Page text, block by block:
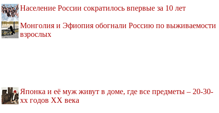
Население России сократилось впервые за 10 лет
Монголия и Эфиопия обогнали Россию по выживаемости
взрослых
Японка и её муж живут в доме, где все предметы – 20-30-
хх годов XX века